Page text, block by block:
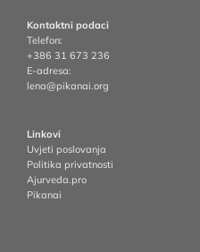
Kontaktni podaci
Telefon:
+386 31 673 236
E-adresa:
lena@pikanai.org
Linkovi
Uvjeti poslovanja
Politika privatnosti
Ajurveda.pro
Pikanai